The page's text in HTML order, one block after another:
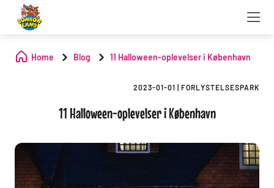
Home Blog 11 Halloween-oplevelser i København
2023-01-01 FORLYSTELSESPARK
11 Halloween-oplevelser i København